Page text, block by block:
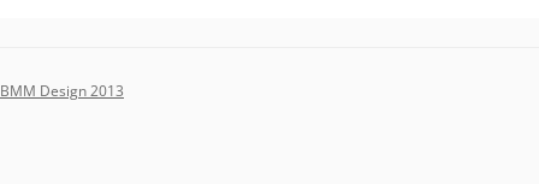
BMM Design 2013